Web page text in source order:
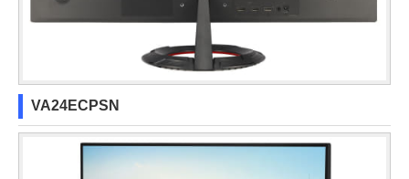
VA24ECPSN